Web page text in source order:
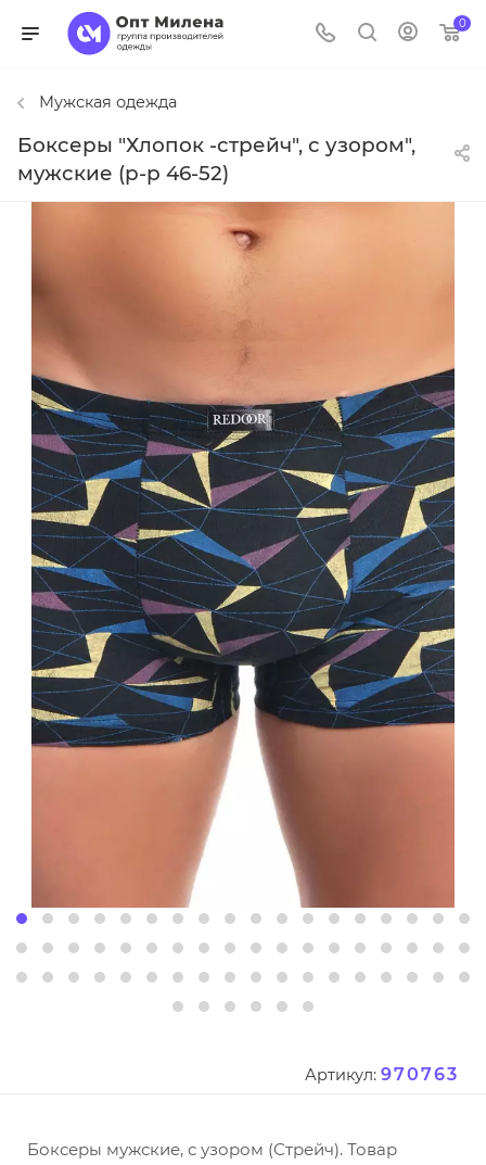
0
Мужская одежда
Боксеры "Хлопок -стрейч", с узором",
мужские (р-р 46-52)
Артикул: 970763
Боксеры мужские, с узором (Стрейч). Товар